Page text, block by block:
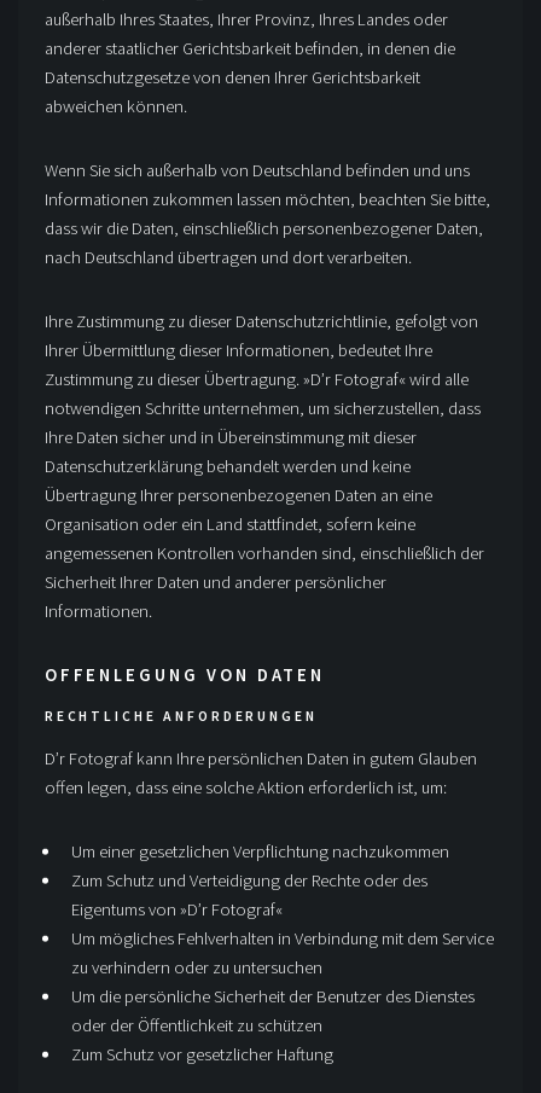
außerhalb Ihres Staates, Ihrer Provinz, Ihres Landes oder
anderer staatlicher Gerichtsbarkeit befinden, in denen die
Datenschutzgesetze von denen Ihrer Gerichtsbarkeit
abweichen können.
Wenn Sie sich außerhalb von Deutschland befinden und uns
Informationen zukommen lassen möchten, beachten Sie bitte,
dass wir die Daten, einschließlich personenbezogener Daten,
nach Deutschland übertragen und dort verarbeiten.
Ihre Zustimmung zu dieser Datenschutzrichtlinie, gefolgt von
Ihrer Übermittlung dieser Informationen, bedeutet Ihre
Zustimmung zu dieser Übertragung. »D’r Fotograf« wird alle
notwendigen Schritte unternehmen, um sicherzustellen, dass
Ihre Daten sicher und in Übereinstimmung mit dieser
Datenschutzerklärung behandelt werden und keine
Übertragung Ihrer personenbezogenen Daten an eine
Organisation oder ein Land stattfindet, sofern keine
angemessenen Kontrollen vorhanden sind, einschließlich der
Sicherheit Ihrer Daten und anderer persönlicher
Informationen.
OFFENLEGUNG VON DATEN
RECHTLICHE ANFORDERUNGEN
D’r Fotograf kann Ihre persönlichen Daten in gutem Glauben
offen legen, dass eine solche Aktion erforderlich ist, um:
Um einer gesetzlichen Verpflichtung nachzukommen
Zum Schutz und Verteidigung der Rechte oder des
Eigentums von »D’r Fotograf«
Um mögliches Fehlverhalten in Verbindung mit dem Service
zu verhindern oder zu untersuchen
Um die persönliche Sicherheit der Benutzer des Dienstes
oder der Öffentlichkeit zu schützen
Zum Schutz vor gesetzlicher Haftung